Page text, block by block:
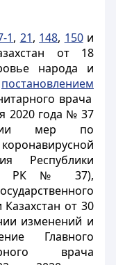
1, 21, 148, 150и
от 18
народа и
постановлением
врача
2020 года № 37
мер по
Республики
РК № 37),
от 30
изменений и
Главного
врача